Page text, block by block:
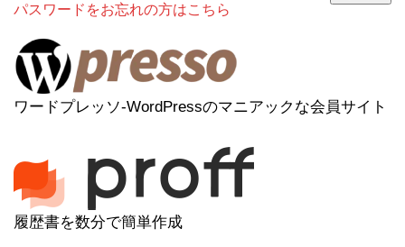
パスワードをお忘れの方はこちら
ワードプレッソ-WordPressのマニアックな会員サイト
履歴書を数分で簡単作成